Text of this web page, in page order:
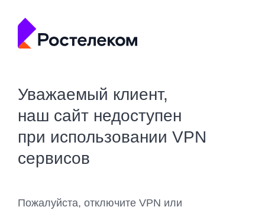
Уважаемый клиент,
наш сайт недоступен
при использовании VPN
сервисов
Пожалуйста, отключите VPN или